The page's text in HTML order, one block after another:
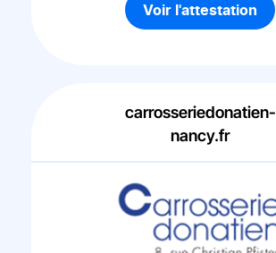
Voir l'attestation
carrosseriedonatien-
nancy.fr